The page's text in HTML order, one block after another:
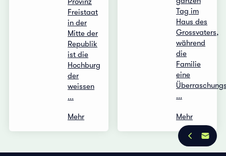
Freistaat
in der
Mitte der
Republik
ist die
Hochburg
der
weissen
...
Mehr
Tag im
Haus des
Grossvaters,
während
die
Familie
eine
...
Mehr